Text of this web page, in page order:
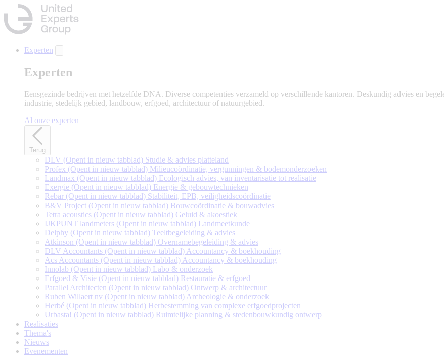
Naar
hoofdinhoud
gaan
Experten
Experten
Eensgezinde bedrijven met hetzelfde DNA. Diverse competenties verzameld op verschillende kantoren. Deskundig advies en
industrie, stedelijk gebied, landbouw, erfgoed, architectuur of natuurgebied.
Al onze experten
Terug
DLV (Opent in nieuw tabblad) Studie & advies platteland
Profex (Opent in nieuw tabblad) Milieucoördinatie, vergunningen & bodemonderzoeken
Landmax (Opent in nieuw tabblad) Ecologisch advies, van inventarisatie tot realisatie
Exergie (Opent in nieuw tabblad) Energie & gebouwtechnieken
Rebar (Opent in nieuw tabblad) Stabiliteit, EPB, veiligheidscoördinatie
B&V Project (Opent in nieuw tabblad) Bouwcoördinatie & bouwadvies
Tetra acoustics (Opent in nieuw tabblad) Geluid & akoestiek
IJKPUNT landmeters (Opent in nieuw tabblad) Landmeetkunde
Delphy (Opent in nieuw tabblad) Teeltbegeleiding & advies
Atkinson (Opent in nieuw tabblad) Overnamebegeleiding & advies
DLV Accountants (Opent in nieuw tabblad) Accountancy & boekhouding
Acs Accountants (Opent in nieuw tabblad) Accountancy & boekhouding
Innolab (Opent in nieuw tabblad) Labo & onderzoek
Erfgoed & Visie (Opent in nieuw tabblad) Restauratie & erfgoed
Parallel Architecten (Opent in nieuw tabblad) Ontwerp & architectuur
Ruben Willaert nv (Opent in nieuw tabblad) Archeologie & onderzoek
Herbé (Opent in nieuw tabblad) Herbestemming van complexe erfgoedprojecten
Urbasta! (Opent in nieuw tabblad) Ruimtelijke planning & stedenbouwkundig ontwerp
Realisaties
Thema's
Nieuws
Evenementen